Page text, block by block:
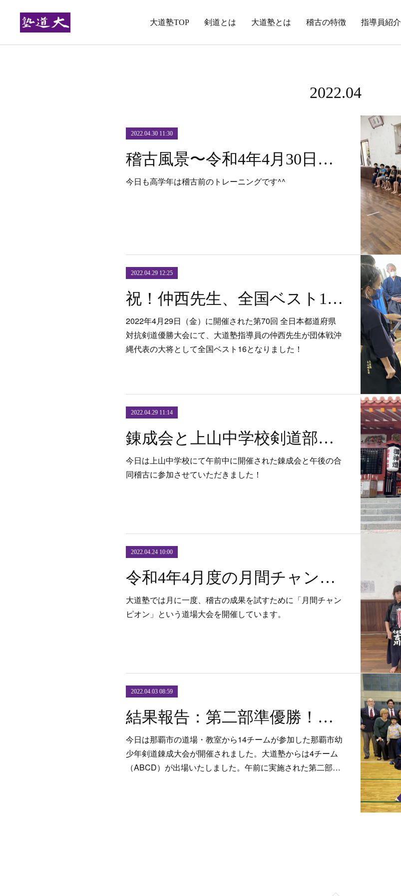
大道塾TOP 剣道とは 大道塾とは 稽古の特徴 指導員紹介
2022.04
2022.04.30 11:30
稽古風景〜令和4年4月30日（土）〜
今日も高学年は稽古前のトレーニングです^^
2022.04.29 12:25
祝！仲西先生、全国ベスト16！〜第70回 全日本都道府県対抗剣道優勝大会〜
2022年4月29日（金）に開催された第70回 全日本都道府県
対抗剣道優勝大会にて、大道塾指導員の仲西先生が団体戦沖
縄代表の大将として全国ベスト16となりました！
2022.04.29 11:14
錬成会と上山中学校剣道部合同稽古に参加しました！
今日は上山中学校にて午前中に開催された錬成会と午後の合
同稽古に参加させていただきました！
2022.04.24 10:00
令和4年4月度の月間チャンピオンを開催しました！
大道塾では月に一度、稽古の成果を試すために「月間チャン
ピオン」という道場大会を開催しています。
2022.04.03 08:59
結果報告：第二部準優勝！第一部優勝＆3位入賞！ 第36回那覇市幼少年剣道錬成大会
今日は那覇市の道場・教室から14チームが参加した那覇市幼
少年剣道錬成大会が開催されました。大道塾からは4チーム
（ABCD）が出場いたしました。午前に実施された第二部…